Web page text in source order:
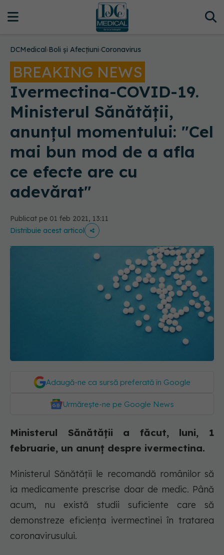
DCMedical›Boli și Afecțiuni›Coronavirus
BREAKING NEWS
Ivermectina-COVID-19.
Ministerul Sănătății,
anunțul momentului: "Cel
mai bun mod de a afla
ce efecte are cu
adevărat"
Publicat pe 01 feb 2021, 13:11
Distribuie acest articol
Adaugă-ne ca sursă preferată în Google
Urmărește-ne pe Google News
Ministerul Sănătății a făcut, luni, 1
februarie, un anunț despre ivermectina.
Ministerul Sănătății le recomandă românilor să
ia medicamente prescrise doar de medic. Până
acum, nu există studii suficiente care să
demonstreze eficiența ivermectinei în tratarea
coronavirusului.